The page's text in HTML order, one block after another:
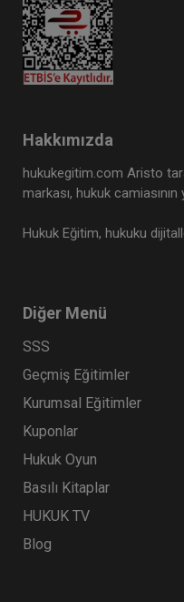
Hakkımızda
hukukegitim.com Aristo
markası, hukuk camiasının
Hukuk Eğitim, hukuku
Diğer Menü
SSS
Geçmiş Eğitimler
Kurumsal Eğitimler
Kuponlar
Hukuk Oyun
Basılı Kitaplar
HUKUK TV
Blog